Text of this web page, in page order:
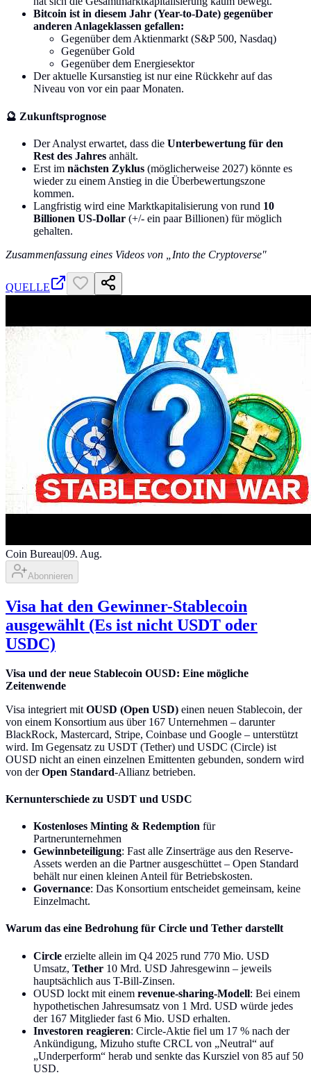
Bitcoin ist in diesem Jahr (Year-to-Date) gegenüber
anderen Anlageklassen gefallen:
Gegenüber dem Aktienmarkt (S&P 500, Nasdaq)
Gegenüber Gold
Gegenüber dem Energiesektor
Der aktuelle Kursanstieg ist nur eine Rückkehr auf das
Niveau von vor ein paar Monaten.
🔮 Zukunftsprognose
Der Analyst erwartet, dass die Unterbewertung für den
Rest des Jahres anhält.
Erst im nächsten Zyklus (möglicherweise 2027) könnte es
wieder zu einem Anstieg in die Überbewertungszone
kommen.
Langfristig wird eine Marktkapitalisierung von rund 10
Billionen US-Dollar (+/- ein paar Billionen) für möglich
gehalten.
Zusammenfassung eines Videos von „Into the Cryptoverse"
QUELLE
Coin Bureau|09. Aug.
Abonnieren
Visa hat den Gewinner-Stablecoin
ausgewählt (Es ist nicht USDT oder
USDC)
Visa und der neue Stablecoin OUSD: Eine mögliche
Zeitenwende
Visa integriert mit OUSD (Open USD) einen neuen Stablecoin, der
von einem Konsortium aus über 167 Unternehmen – darunter
BlackRock, Mastercard, Stripe, Coinbase und Google – unterstützt
wird. Im Gegensatz zu USDT (Tether) und USDC (Circle) ist
OUSD nicht an einen einzelnen Emittenten gebunden, sondern wird
von derOpen Standard-Allianz betrieben.
Kernunterschiede zu USDT und USDC
Kostenloses Minting & Redemption für
Partnerunternehmen
Gewinnbeteiligung: Fast alle Zinserträge aus den Reserve-
Assets werden an die Partner ausgeschüttet – Open Standard
behält nur einen kleinen Anteil für Betriebskosten.
Governance: Das Konsortium entscheidet gemeinsam, keine
Einzelmacht.
Warum das eine Bedrohung für Circle und Tether darstellt
Circle erzielte allein im Q4 2025 rund 770 Mio. USD
Umsatz, Tether 10 Mrd. USD Jahresgewinn – jeweils
hauptsächlich aus T-Bill-Zinsen.
OUSD lockt mit einem revenue-sharing-Modell: Bei einem
hypothetischen Jahresumsatz von 1 Mrd. USD würde jedes
der 167 Mitglieder fast 6 Mio. USD erhalten.
Investoren reagieren: Circle-Aktie fiel um 17 % nach der
Ankündigung, Mizuho stufte CRCL von „Neutral“ auf
„Underperform“ herab und senkte das Kursziel von 85 auf 50
USD.